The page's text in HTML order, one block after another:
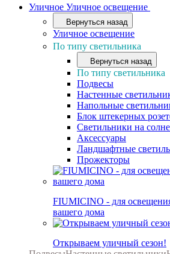
Уличное Уличное освещение
Вернуться назад
Уличное освещение
По типу светильника
Вернуться назад
По типу светильника
Подвесы
Настенные
Напольные
Блок штекерных
Светильники на
Аксессуары
Ландшафтные
Прожекторы
FIUMICINO - для
вашего дома
Открываем уличный сезон!